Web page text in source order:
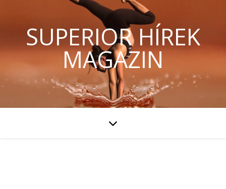
SUPERIOR HÍREK
MAGAZIN